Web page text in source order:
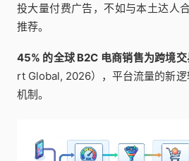
投大量付费广告，不如与本土达人
推荐。
45% 的全球 B2C 电商销售为跨境交
rt Global, 2026），平台流量的新
机制。